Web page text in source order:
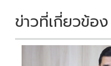
ข่าวที่เกี่ยวข้อง